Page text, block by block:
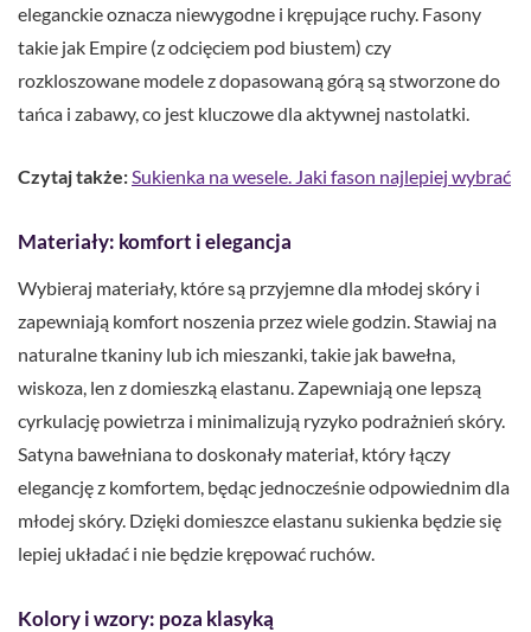
eleganckie oznacza niewygodne i krępujące ruchy. Fasony
takie jak Empire (z odcięciem pod biustem) czy
rozkloszowane modele z dopasowaną górą są stworzone do
tańca i zabawy, co jest kluczowe dla aktywnej nastolatki.
Czytaj także: Sukienka na wesele. Jaki fason najlepiej wybrać
Materiały: komfort i elegancja
Wybieraj materiały, które są przyjemne dla młodej skóry i
zapewniają komfort noszenia przez wiele godzin. Stawiaj na
naturalne tkaniny lub ich mieszanki, takie jak bawełna,
wiskoza, len z domieszką elastanu. Zapewniają one lepszą
cyrkulację powietrza i minimalizują ryzyko podrażnień skóry.
Satyna bawełniana to doskonały materiał, który łączy
elegancję z komfortem, będąc jednocześnie odpowiednim dla
młodej skóry. Dzięki domieszce elastanu sukienka będzie się
lepiej układać i nie będzie krępować ruchów.
Kolory i wzory: poza klasyką